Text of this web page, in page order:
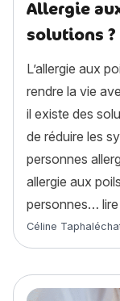
Allergie
solutions ?
L’allergie aux
rendre la vie
il existe des
de réduire les
personnes
allergie aux
personnes…
Article rédigé par
Céline